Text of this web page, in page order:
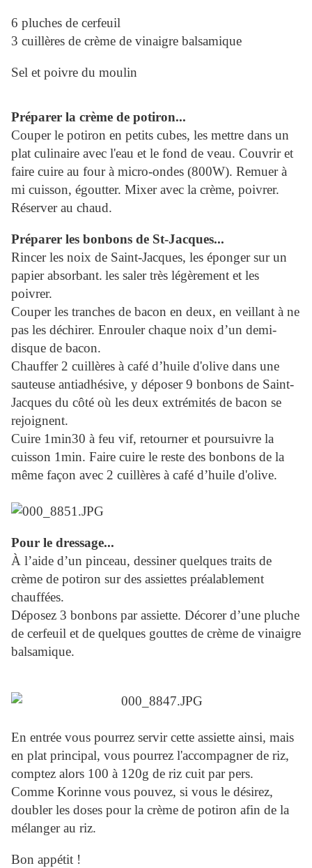
6 pluches de cerfeuil
3 cuillères de crème de vinaigre balsamique
Sel et poivre du moulin
Préparer la crème de potiron...
Couper le potiron en petits cubes, les mettre dans un
plat culinaire avec l'eau et le fond de veau. Couvrir et
faire cuire au four à micro-ondes (800W). Remuer à
mi cuisson, égoutter. Mixer avec la crème, poivrer.
Réserver au chaud.
Préparer les bonbons de St-Jacques...
Rincer les noix de Saint-Jacques, les éponger sur un
papier absorbant. les saler très légèrement et les
poivrer.
Couper les tranches de bacon en deux, en veillant à ne
pas les déchirer. Enrouler chaque noix d’un demi-
disque de bacon.
Chauffer 2 cuillères à café d’huile d'olive dans une
sauteuse antiadhésive, y déposer 9 bonbons de Saint-
Jacques du côté où les deux extrémités de bacon se
rejoignent.
Cuire 1min30 à feu vif, retourner et poursuivre la
cuisson 1min. Faire cuire le reste des bonbons de la
même façon avec 2 cuillères à café d’huile d'olive.
Pour le dressage...
À l’aide d’un pinceau, dessiner quelques traits de
crème de potiron sur des assiettes préalablement
chauffées.
Déposez 3 bonbons par assiette. Décorer d’une pluche
de cerfeuil et de quelques gouttes de crème de vinaigre
balsamique.
En entrée vous pourrez servir cette assiette ainsi, mais
en plat principal, vous pourrez l'accompagner de riz,
comptez alors 100 à 120g de riz cuit par pers.
Comme Korinne vous pouvez, si vous le désirez,
doubler les doses pour la crème de potiron afin de la
mélanger au riz.
Bon appétit !